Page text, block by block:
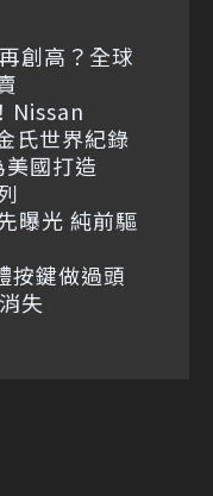
創高？全球
Nissan
氏世界紀錄
國打造
曝光 純前驅
按鍵做過頭
失